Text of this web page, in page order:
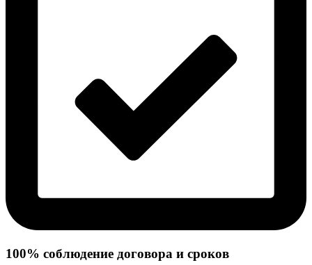
100% соблюдение договора и сроков